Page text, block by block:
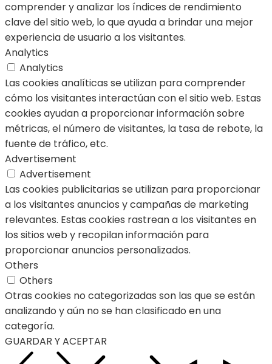
comprender y analizar los índices de rendimiento
clave del sitio web, lo que ayuda a brindar una mejor
experiencia de usuario a los visitantes.
Analytics
Analytics
Las cookies analíticas se utilizan para comprender
cómo los visitantes interactúan con el sitio web. Estas
cookies ayudan a proporcionar información sobre
métricas, el número de visitantes, la tasa de rebote, la
fuente de tráfico, etc.
Advertisement
Advertisement
Las cookies publicitarias se utilizan para proporcionar
a los visitantes anuncios y campañas de marketing
relevantes. Estas cookies rastrean a los visitantes en
los sitios web y recopilan información para
proporcionar anuncios personalizados.
Others
Others
Otras cookies no categorizadas son las que se están
analizando y aún no se han clasificado en una
categoría.
GUARDAR Y ACEPTAR